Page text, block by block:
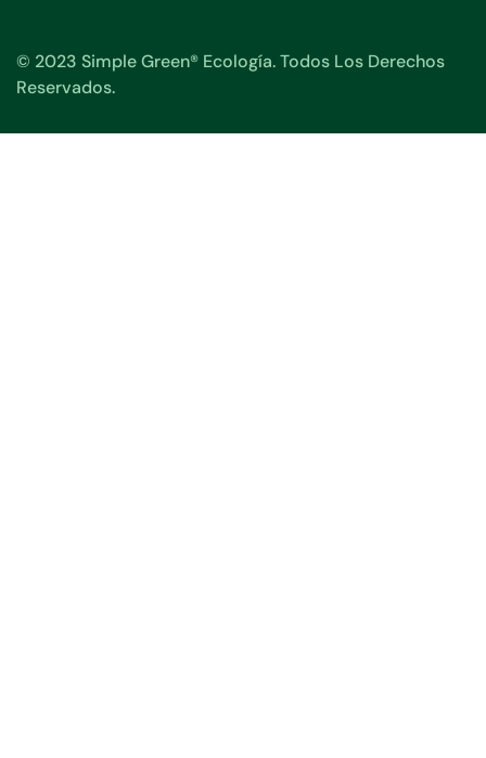
© 2023 Simple Green® Ecología. Todos Los Derechos
Reservados.